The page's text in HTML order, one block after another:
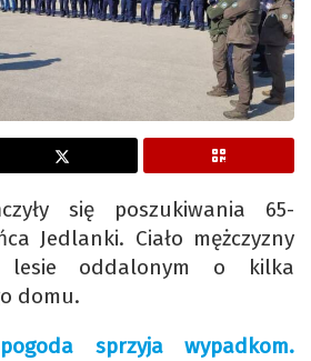
się poszukiwania 65-
Jedlanki. Ciało mężczyzny
lesie oddalonym o kilka
domu.
sprzyja wypadkom.